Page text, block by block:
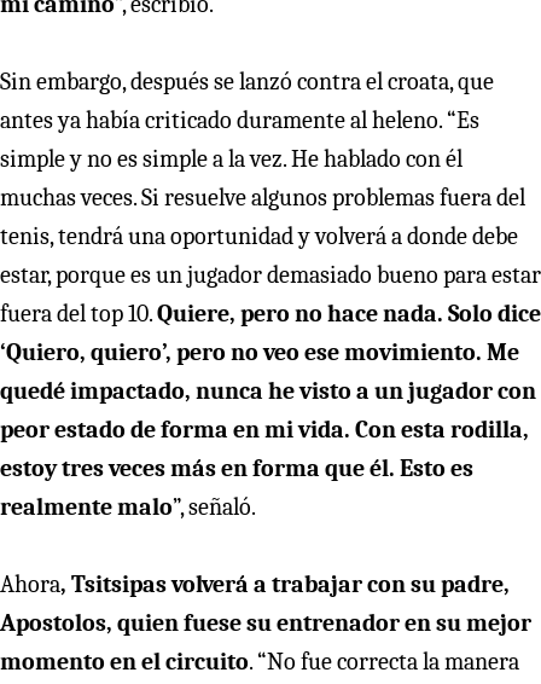
Sin embargo, después se lanzó contra el croata, que
antes ya había criticado duramente al heleno. “Es
simple y no es simple a la vez. He hablado con él
muchas veces. Si resuelve algunos problemas fuera del
tenis, tendrá una oportunidad y volverá a donde debe
estar, porque es un jugador demasiado bueno para estar
fuera del top 10.Quiere, pero no hace nada. Solo dice
‘Quiero, quiero’, pero no veo ese movimiento. Me
quedé impactado, nunca he visto a un jugador con
peor estado de forma en mi vida. Con esta rodilla,
estoy tres veces más en forma que él. Esto es
realmente malo”, señaló.
Ahora, Tsitsipas volverá a trabajar con su padre,
Apostolos, quien fuese su entrenador en su mejor
momento en el circuito. “No fue correcta la manera